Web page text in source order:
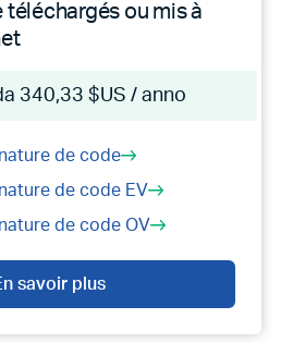
téléchargés ou mis à
340,33 $US / anno
de code
de code EV
de code OV
savoir plus